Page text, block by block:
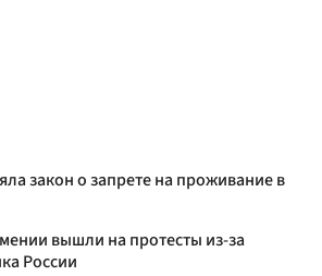
закон о запрете на проживание в
вышли на протесты из-за
России